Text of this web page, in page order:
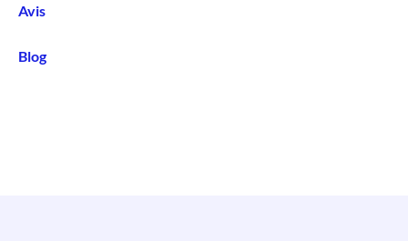
Avis
Blog